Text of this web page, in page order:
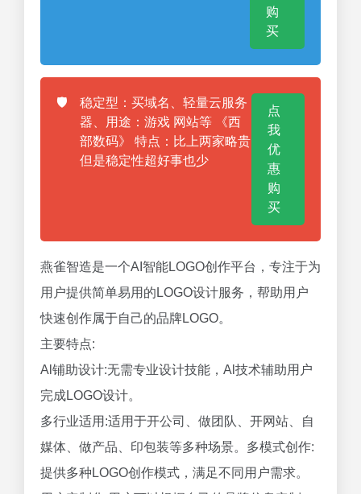
购
买
🛡️
稳定型：买域名、轻量云服务
器、用途：游戏 网站等 《西
部数码》 特点：比上两家略贵
但是稳定性超好事也少
点
我
优
惠
购
买
燕雀智造是一个AI智能LOGO创作平台，专注于为
用户提供简单易用的LOGO设计服务，帮助用户
快速创作属于自己的品牌LOGO。
主要特点:
Al铺助设计:无需专业设计技能，Al技术辅助用户
完成LOGO设计。
多行业适用:适用于开公司、做团队、开网站、自
媒体、做产品、印包装等多种场景。多模式创作:
提供多种LOGO创作模式，满足不同用户需求。